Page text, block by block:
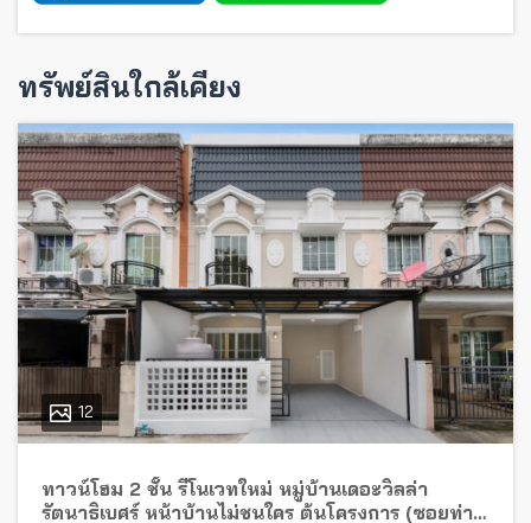
ทรัพย์สินใกล้เคียง
12
ทาวน์โฮม 2 ชั้น รีโนเวทใหม่ หมู่บ้านเดอะวิลล่า
รัตนาธิเบศร์ หน้าบ้านไม่ชนใคร ต้นโครงการ (ซอยท่า